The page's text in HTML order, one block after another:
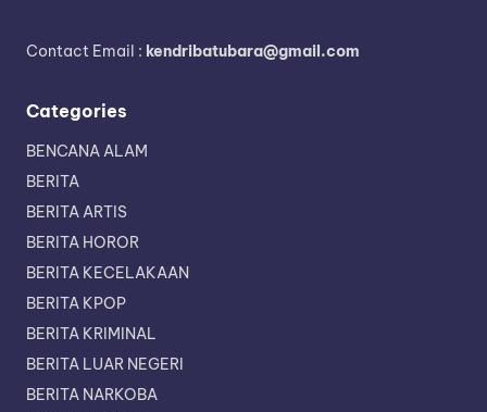
Contact Email : kendribatubara@gmail.com
Categories
BENCANA ALAM
BERITA
BERITA ARTIS
BERITA HOROR
BERITA KECELAKAAN
BERITA KPOP
BERITA KRIMINAL
BERITA LUAR NEGERI
BERITA NARKOBA